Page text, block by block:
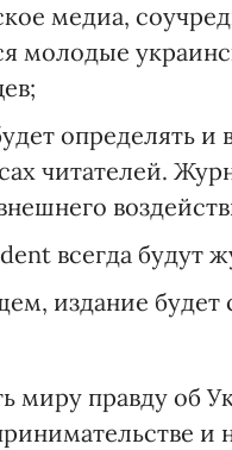
медиа,
молодые
определять и
читателей.
всегда будут
издание
миру правду об